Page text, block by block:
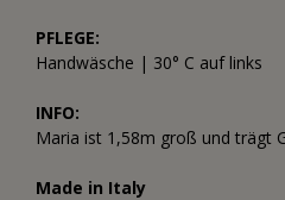
PFLEGE:
Handwäsche | 30° C auf links
INFO:
Maria ist 1,58m groß und trägt
Made in Italy